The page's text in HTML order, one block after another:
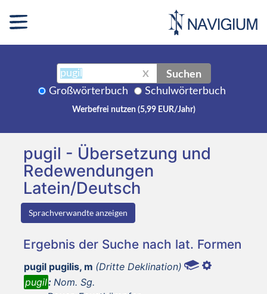
X Suchen
Großwörterbuch Schulwörterbuch
Werbefrei nutzen (5,99 EUR/Jahr)
pugil - Übersetzung und
Redewendungen
Latein/Deutsch
Sprachverwandte anzeigen
Ergebnis der Suche nach lat. Formen
pugil pugilis, m (Dritte Deklination)
pugil: Nom. Sg.